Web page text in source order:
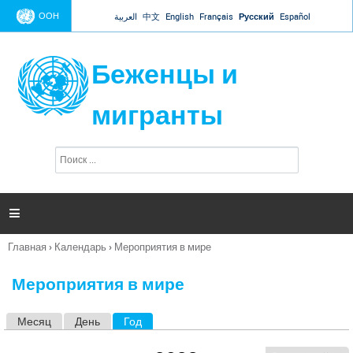
Jump to navigation
ООН العربية 中文 English Français Русский Español
Беженцы и
мигранты
п
и

Вы
Главная › Календарь › Мероприятия в мире
Мероприятия в мире
Месяц День Год